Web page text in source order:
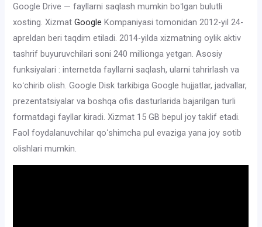
Google Drive — fayllarni saqlash mumkin boʻlgan bulutli
xosting. XizmatGoogle Kompaniyasi tomonidan 2012-yil 24-
apreldan beri taqdim etiladi. 2014-yilda xizmatning oylik aktiv
tashrif buyuruvchilari soni 240 millionga yetgan. Asosiy
funksiyalari : internetda fayllarni saqlash, ularni tahrirlash va
koʻchirib olish. Google Disk tarkibiga Google hujjatlar, jadvallar,
prezentatsiyalar va boshqa ofis dasturlarida bajarilgan turli
formatdagi fayllar kiradi. Xizmat 15 GB bepul joy taklif etadi.
Faol foydalanuvchilar qoʻshimcha pul evaziga yana joy sotib
olishlari mumkin.